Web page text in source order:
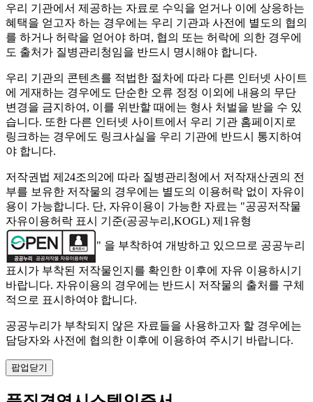
우리 기관에서 제공하는 자료로 수익을 얻거나 이에 상응하는
혜택을 얻고자 하는 경우에는 우리 기관과 사전에 별도의 협의
를 하거나 허락을 얻어야 하며, 협의 또는 허락에 의한 경우에
도 출처가 질병관리청임을 반드시 명시해야 합니다.
우리 기관의 콘텐츠를 적법한 절차에 따라 다른 인터넷 사이트
에 게재하는 경우에도 단순한 오류 정정 이외에 내용의 무단
변경을 금지하여, 이를 위반할 때에는 형사 처벌을 받을 수 있
습니다. 또한 다른 인터넷 사이트에서 우리 기관 홈페이지로
링크하는 경우에도 링크사실을 우리 기관에 반드시 통지하여
야 합니다.
저작권법 제24조의2에 따라 질병관리청에서 저작재산권의 전
부를 보유한 저작물의 경우에는 별도의 이용허락 없이 자유이
용이 가능합니다. 단, 자유이용이 가능한 자료는 "공공저작물
자유이용허락 표시 기준(공공누리,KOGL) 제1유형
" 을 부착하여 개방하고 있으므로 공공누리
표시가 부착된 저작물인지를 확인한 이후에 자유 이용하시기
바랍니다. 자유이용의 경우에는 반드시 저작물의 출처를 구체
적으로 표시하여야 합니다.
공공누리가 부착되지 않은 자료들을 사용하고자 할 경우에는
담당자와 사전에 협의한 이후에 이용하여 주시기 바랍니다.
팝업닫기